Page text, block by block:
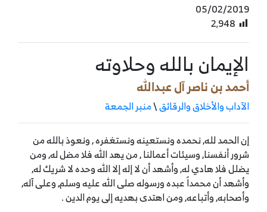
05/02/2019
2٬948
الإيمان بالله وحلاوته
أحمد بن ناصر آل عبدالله
الآداب والأخلاق والرقائق\منبر الجمعة
إن الحمد لله, نحمده ونستعينه ونستغفره , ونعوذ بالله من
شرور أنفسنا, وسيئات أعمالنا , من يهد الله فلا مضل له, ومن
يضلل فلا هادي له, وأشهد أن لا إله إلا الله وحده لا شريك له,
وأشهد أن محمداً عبده ورسوله صلى الله عليه وسلم, وعلى آله,
وأصحابه, وأتباعه, ومن اهتدى بهديه إلى يوم الدين .